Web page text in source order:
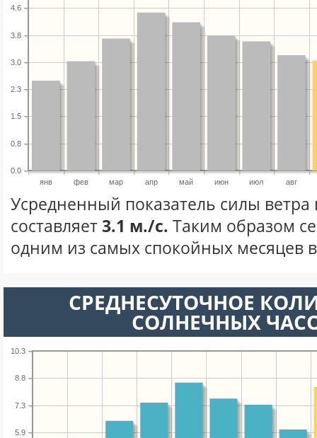
янв фев мар апр май июн июл авг
0.0
0.8
1.5
2.3
3.0
3.8
4.6
Усредненный показатель силы ветра
составляет3.1 м./с. Таким образом
одним из самых спокойных месяцев
СРЕДНЕСУТОЧНОЕ
СОЛНЕЧНЫХ
5.9
7.3
8.8
10.3